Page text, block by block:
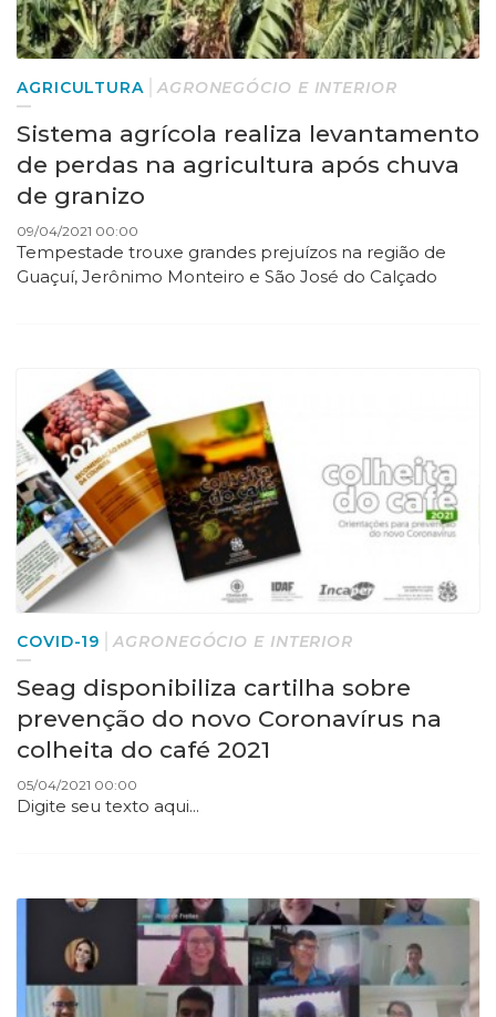
AGRICULTURA AGRONEGÓCIO E INTERIOR
Sistema agrícola realiza levantamento
de perdas na agricultura após chuva
de granizo
09/04/2021 00:00
Tempestade trouxe grandes prejuízos na região de
Guaçuí, Jerônimo Monteiro e São José do Calçado
COVID-19 AGRONEGÓCIO E INTERIOR
Seag disponibiliza cartilha sobre
prevenção do novo Coronavírus na
colheita do café 2021
05/04/2021 00:00
Digite seu texto aqui...